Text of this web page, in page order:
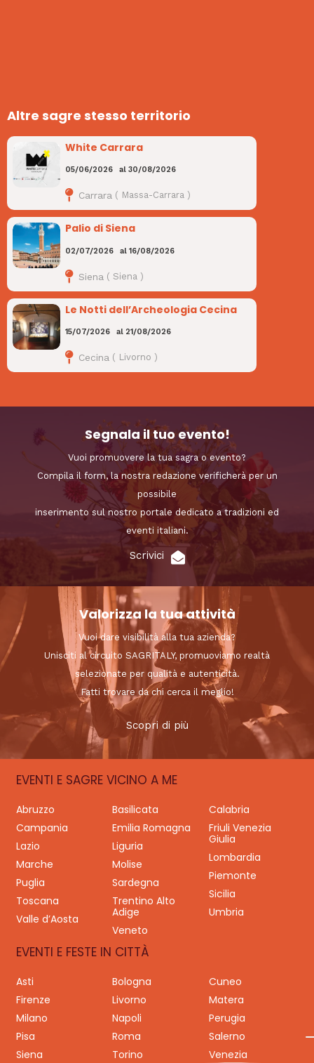
Altre sagre stesso territorio
White Carrara
05/06/2026 al30/08/2026
Carrara ( Massa-Carrara )
Palio di Siena
02/07/2026 al16/08/2026
Siena ( Siena )
Le Notti dell’Archeologia Cecina
15/07/2026 al 21/08/2026
Cecina ( Livorno )
Segnala il tuo evento!
Vuoi promuovere la tua sagra o evento?
Compila il form, la nostra redazione verificherà per un
possibile
inserimento sul nostro portale dedicato a tradizioni ed
eventi italiani.
Scrivici
Valorizza la tua attività
Vuoi dare visibilità alla tua azienda?
Unisciti al circuito SAGRITALY, promuoviamo realtà
selezionate per qualità e autenticità.
Fatti trovare da chi cerca il meglio!
Scopri di più
EVENTI E SAGRE VICINO A ME
Abruzzo Basilicata
Calabria
Campania
Emilia Romagna
Friuli Venezia
Giulia
Lazio
Liguria
Lombardia
Marche
Molise
Piemonte
Puglia
Sardegna
Sicilia
Toscana
Trentino Alto
Adige
Umbria
Valle d’Aosta
Veneto
EVENTI E FESTE IN CITTÀ
Asti Bologna
Cuneo
Firenze
Livorno
Matera
Milano
Napoli
Perugia
Pisa
Roma
Salerno
Siena
Torino Venezia